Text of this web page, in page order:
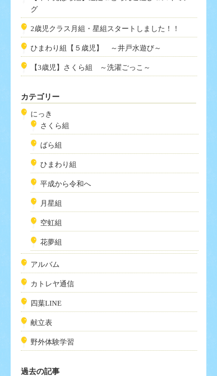
グ
2歳児クラス月組・星組スタートしました！！
ひまわり組【５歳児】 ～井戸水遊び～
【3歳児】さくら組 ～洗濯ごっこ～
カテゴリー
にっき
さくら組
ばら組
ひまわり組
平成から令和へ
月星組
空虹組
花夢組
アルバム
カトレヤ通信
四葉LINE
献立表
野外体験学習
過去の記事